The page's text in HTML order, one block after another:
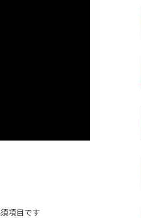
項目です